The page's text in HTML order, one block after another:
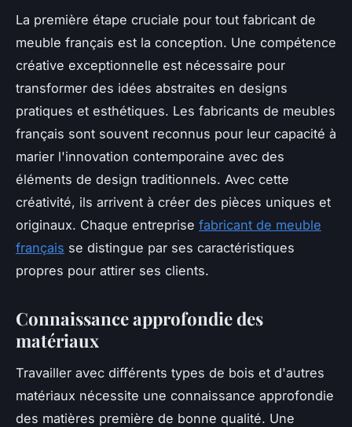
La première étape cruciale pour tout fabricant de
meuble français est la conception. Une compétence
créative exceptionnelle est nécessaire pour
transformer des idées abstraites en designs
pratiques et esthétiques. Les fabricants de meubles
français sont souvent reconnus pour leur capacité à
marier l'innovation contemporaine avec des
éléments de design traditionnels. Avec cette
créativité, ils arrivent à créer des pièces uniques et
originaux. Chaque entreprise fabricant de meuble
français se distingue par ses caractéristiques
propres pour attirer ses clients.
Connaissance approfondie des
matériaux
Travailler avec différents types de bois et d'autres
matériaux nécessite une connaissance approfondie
des matières première de bonne qualité. Une